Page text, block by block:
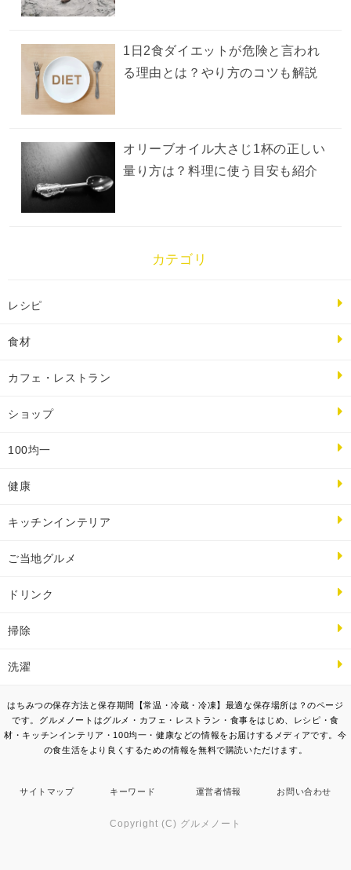
1日2食ダイエットが危険と言われ
る理由とは？やり方のコツも解説
オリーブオイル大さじ1杯の正しい
量り方は？料理に使う目安も紹介
カテゴリ
レシピ
食材
カフェ・レストラン
ショップ
100均一
健康
キッチンインテリア
ご当地グルメ
ドリンク
掃除
洗濯
はちみつの保存方法と保存期間【常温・冷蔵・冷凍】最適な保存場所は？のページ
です。グルメノートはグルメ・カフェ・レストラン・食事をはじめ、レシピ・食
材・キッチンインテリア・100均一・健康などの情報をお届けするメディアです。今
の食生活をより良くするための情報を無料で購読いただけます。
サイトマップ キーワード 運営者情報 お問い合わせ
Copyright (C) グルメノート